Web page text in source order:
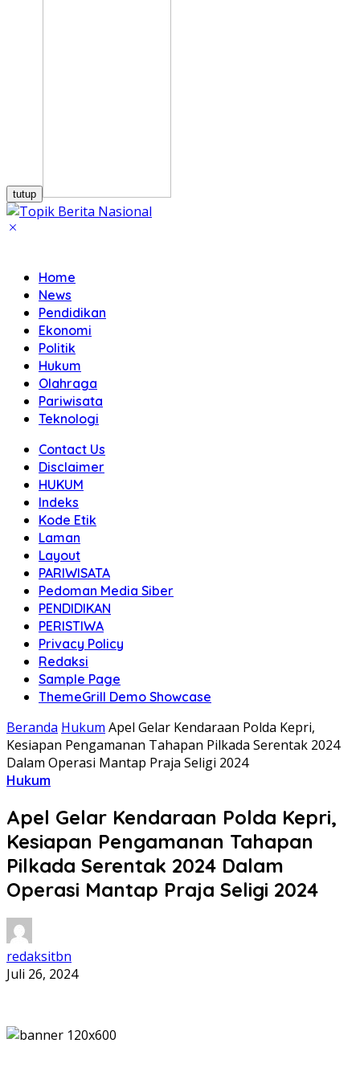
tutup
Home
News
Pendidikan
Ekonomi
Politik
Hukum
Olahraga
Pariwisata
Teknologi
Contact Us
Disclaimer
HUKUM
Indeks
Kode Etik
Laman
Layout
PARIWISATA
Pedoman Media Siber
PENDIDIKAN
PERISTIWA
Privacy Policy
Redaksi
Sample Page
ThemeGrill Demo Showcase
Beranda Hukum Apel Gelar Kendaraan Polda Kepri,
Kesiapan Pengamanan Tahapan Pilkada Serentak 2024
Dalam Operasi Mantap Praja Seligi 2024
Hukum
Apel Gelar Kendaraan Polda Kepri,
Kesiapan Pengamanan Tahapan
Pilkada Serentak 2024 Dalam
Operasi Mantap Praja Seligi 2024
redaksitbn
Juli 26, 2024